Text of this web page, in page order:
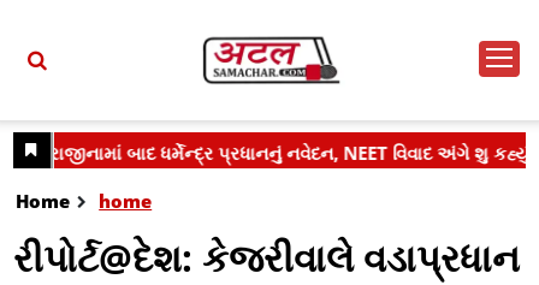
Home home
રીપોર્ટ@દેશ: કેજરીવાલે વડાપ્રધાન